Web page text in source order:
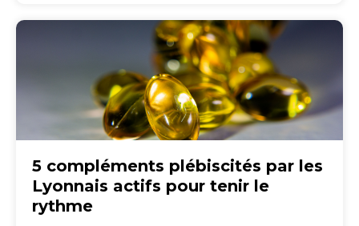
5 compléments plébiscités par les
Lyonnais actifs pour tenir le
rythme